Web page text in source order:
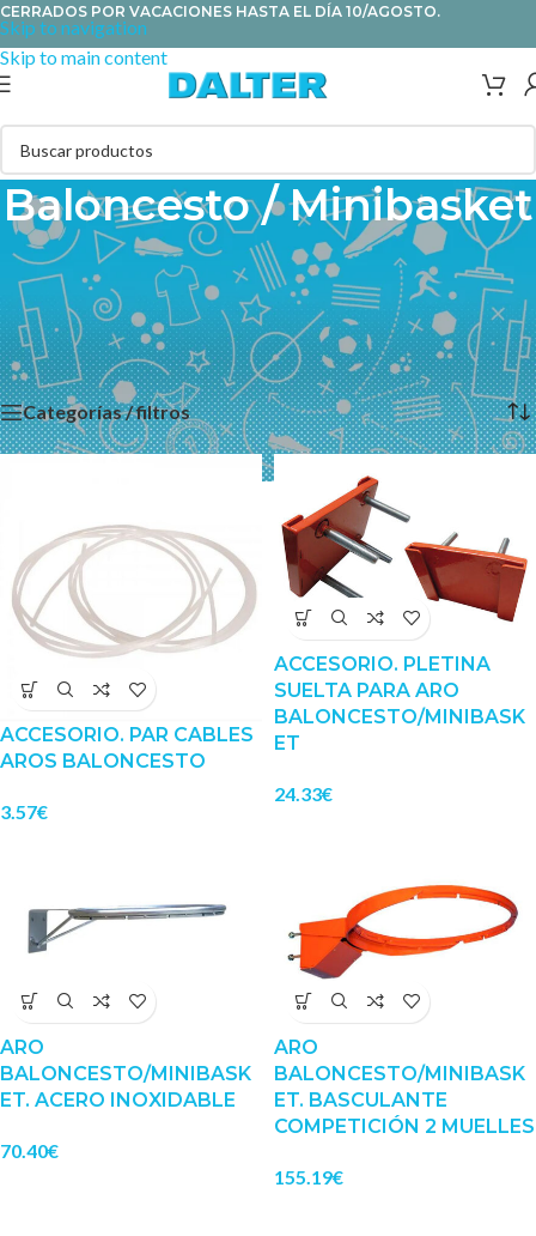
Skip to navigation
Skip to main content
CERRADOS POR VACACIONES HASTA EL DÍA 10/AGOSTO.
Baloncesto / Minibasket
Gran selección de balones de baloncesto de iniciación y
reglamentarios. Encuentra tu canasta individual o reglamentaria,
fija, trasladable, aros, tableros, protectores, redes y demás
accesorios.
Categorías / filtros
ACCESORIO. PAR CABLES
AROS BALONCESTO
3.57€
ACCESORIO. PLETINA
SUELTA PARA ARO
BALONCESTO/MINIBASK
ET
24.33€
ARO
BALONCESTO/MINIBASK
ET. ACERO INOXIDABLE
70.40€
ARO
BALONCESTO/MINIBASK
ET. BASCULANTE
COMPETICIÓN 2 MUELLES
155.19€